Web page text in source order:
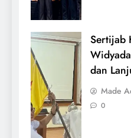
Sertijab
dan
Made
0